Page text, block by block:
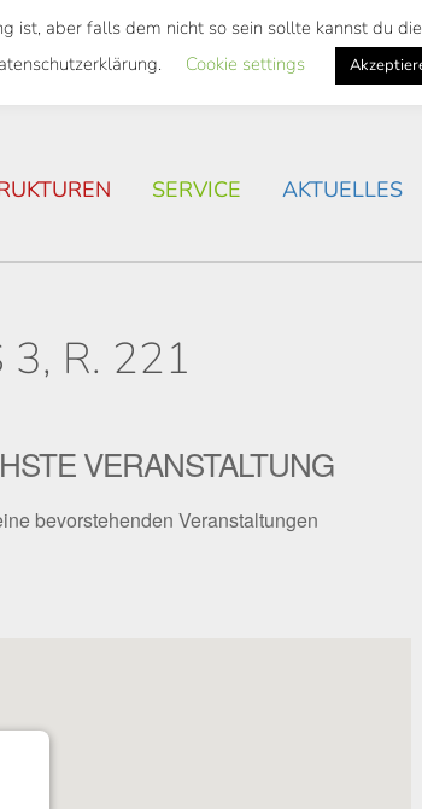
SERVICE AKTUELLES
3, R. 221
VERANSTALTUNG
bevorstehenden Veranstaltungen
aber falls dem nicht so sein sollte kannst du
Cookie settings